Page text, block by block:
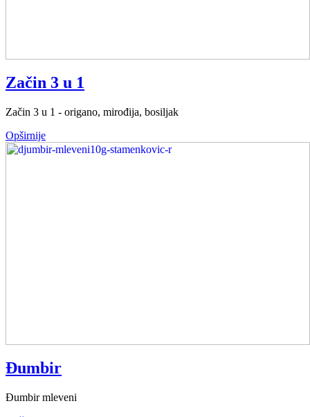
Začin 3 u 1
Začin 3 u 1 - origano, mirođija, bosiljak
Opširnije
Đumbir
Đumbir mleveni